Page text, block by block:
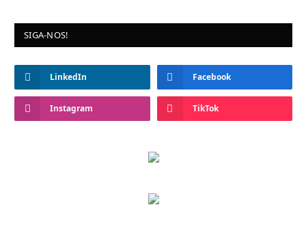
SIGA-NOS!
LinkedIn Facebook
Instagram TikTok